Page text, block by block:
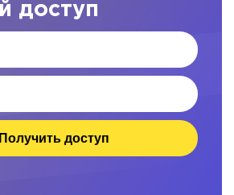
доступ
Получить доступ